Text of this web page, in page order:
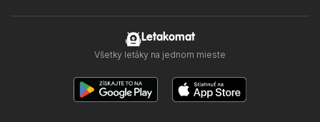
Letakomat
Všetky letáky na jednom mieste